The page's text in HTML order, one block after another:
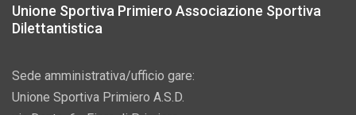
Unione Sportiva Primiero Associazione Sportiva
Dilettantistica
Sede amministrativa/ufficio gare:
Unione Sportiva Primiero A.S.D.